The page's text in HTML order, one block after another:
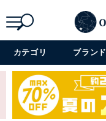
カテゴリ ブランド